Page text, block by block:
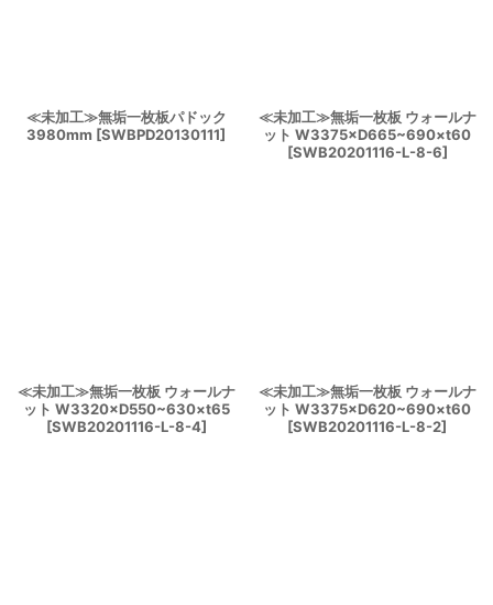
≪未加工≫無垢一枚板パドック
3980mm [SWBPD20130111]
≪未加工≫無垢一枚板 ウォールナ
ット W3375×D665~690×t60
[SWB20201116-L-8-6]
≪未加工≫無垢一枚板 ウォールナ
ット W3320×D550~630×t65
[SWB20201116-L-8-4]
≪未加工≫無垢一枚板 ウォールナ
ット W3375×D620~690×t60
[SWB20201116-L-8-2]